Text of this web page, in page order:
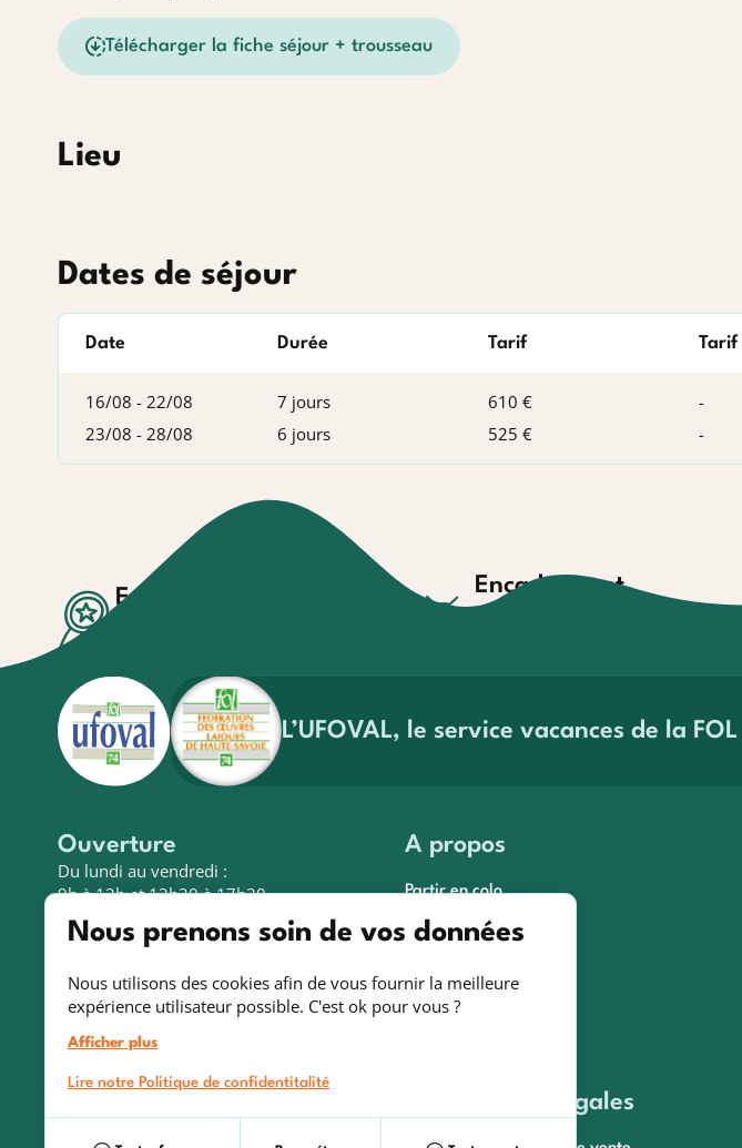
Télécharger la fiche séjour + trousseau
Lieu
Dates de séjour
Date Durée Tarif
16/08 - 22/08 7 jours 610 €
-
23/08 - 28/08
6 jours 525 € -
Engagement Encadrement
Accompagnement par des
L’UFOVAL, le service vacances de la
Ouverture
Du lundi au vendredi :
9h à 12h et 13h30 à 17h30
3 avenue de la Plaine
BP 340
74008 ANNECY Cedex
A propos
Partir en colo
Actualités & conseils
Contact
Informations légales
Nous prenons soin de vos données
Nous utilisons des cookies afin de vous fournir la meilleure
expérience utilisateur possible. C'est ok pour vous ?
Afficher plus
Lire notre Politique de confidentitalité